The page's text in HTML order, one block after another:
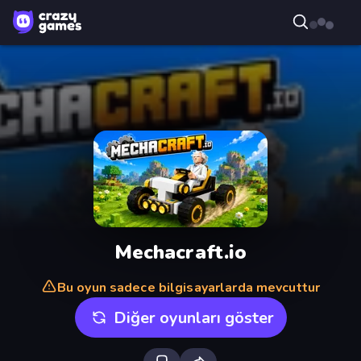
Mechacraft.io
Bu oyun sadece bilgisayarlarda mevcuttur
Diğer oyunları göster